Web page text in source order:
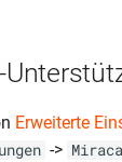
Erweiterte
->